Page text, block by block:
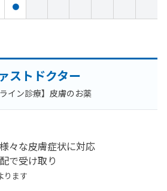
●
ストドクター
ライン診療】皮膚のお薬
々な皮膚症状に対応
で受け取り
ります